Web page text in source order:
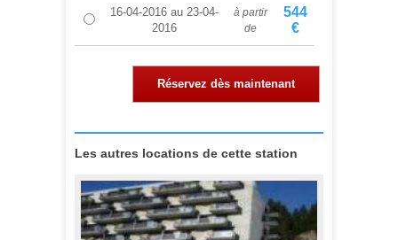
16-04-2016au 23-04-
2016
à partir
de
544
€
Réservez dès maintenant
Les autres locations de cette station